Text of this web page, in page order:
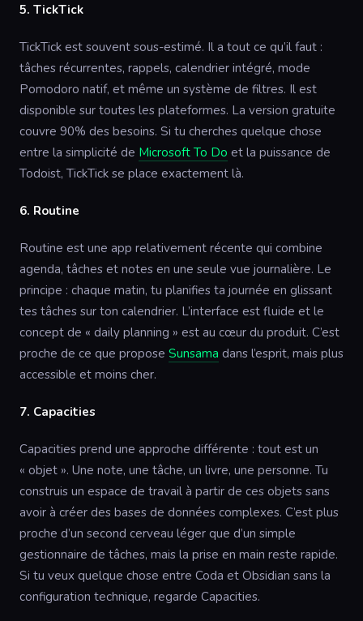
5. TickTick
TickTick est souvent sous-estimé. Il a tout ce qu’il faut :
tâches récurrentes, rappels, calendrier intégré, mode
Pomodoro natif, et même un système de filtres. Il est
disponible sur toutes les plateformes. La version gratuite
couvre 90% des besoins. Si tu cherches quelque chose
entre la simplicité de Microsoft To Do et la puissance de
Todoist, TickTick se place exactement là.
6. Routine
Routine est une app relativement récente qui combine
agenda, tâches et notes en une seule vue journalière. Le
principe : chaque matin, tu planifies ta journée en glissant
tes tâches sur ton calendrier. L’interface est fluide et le
concept de « daily planning » est au cœur du produit. C’est
proche de ce que propose Sunsama dans l’esprit, mais plus
accessible et moins cher.
7. Capacities
Capacities prend une approche différente : tout est un
« objet ». Une note, une tâche, un livre, une personne. Tu
construis un espace de travail à partir de ces objets sans
avoir à créer des bases de données complexes. C’est plus
proche d’un second cerveau léger que d’un simple
gestionnaire de tâches, mais la prise en main reste rapide.
Si tu veux quelque chose entre Coda et Obsidian sans la
configuration technique, regarde Capacities.